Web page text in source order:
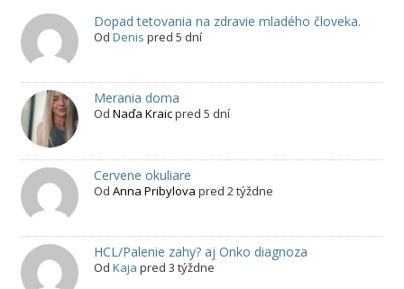
Dopad tetovania na zdravie mladého človeka.
Od Denis pred 5 dní
Merania doma
Od Naďa Kraicpred 5 dní
Cervene okuliare
Od Anna Pribylova pred 2 týždne
HCL/Palenie zahy? aj Onko diagnoza
Od Kaja pred 3 týždne